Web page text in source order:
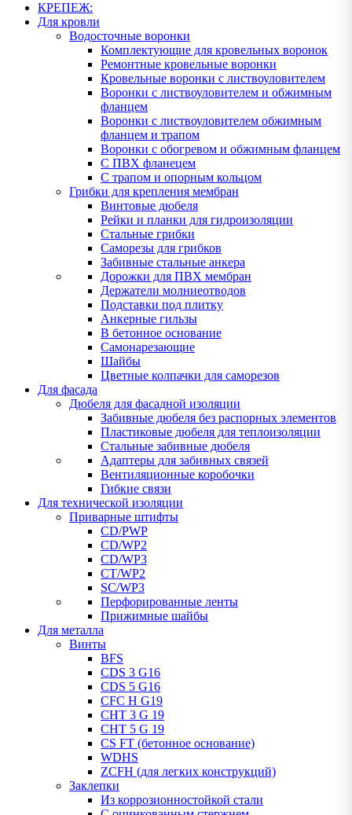
КРЕПЕЖ:
Для кровли
Водосточные воронки
Комплектующие для кровельных воронок
Ремонтные кровельные воронки
Кровельные воронки с листвоуловителем
Воронки с листвоуловителем и обжимным
фланцем
Воронки с листвоуловителем обжимным
фланцем и трапом
Воронки с обогревом и обжимным фланцем
С ПВХ фланецем
С трапом и опорным кольцом
Грибки для крепления мембран
Винтовые дюбеля
Рейки и планки для гидроизоляции
Стальные грибки
Саморезы для грибков
Забивные стальные анкера
Дорожки для ПВХ мембран
Держатели молниеотводов
Подставки под плитку
Анкерные гильзы
В бетонное основание
Самонарезающие
Шайбы
Цветные колпачки для саморезов
Для фасада
Дюбеля для фасадной изоляции
Забивные дюбеля без распорных элементов
Пластиковые дюбеля для теплоизоляции
Стальные забивные дюбеля
Адаптеры для забивных связей
Вентиляционные коробочки
Гибкие связи
Для технической изоляции
Приварные штифты
CD/PWP
CD/WP2
CD/WP3
CT/WP2
SC/WP3
Перфорированные ленты
Прижимные шайбы
Для металла
Винты
BFS
CDS 3 G16
CDS 5 G16
CFC H G19
CHT 3 G 19
CHT 5 G 19
CS FT (бетонное основание)
WDHS
ZCFH (для легких конструкций)
Заклепки
Из коррозионностойкой стали